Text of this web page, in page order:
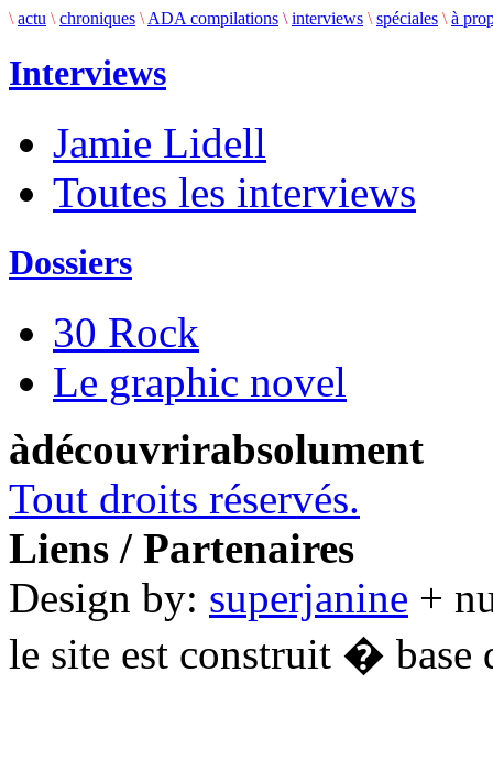
\ actu \ chroniques \ ADA compilations \ interviews \ spéciales \ à
Interviews
Jamie Lidell
Toutes les interviews
Dossiers
30 Rock
Le graphic novel
àdécouvrirabsolument
Tout droits réservés.
Liens / Partenaires
Design by: superjanine +
le site est construit � base